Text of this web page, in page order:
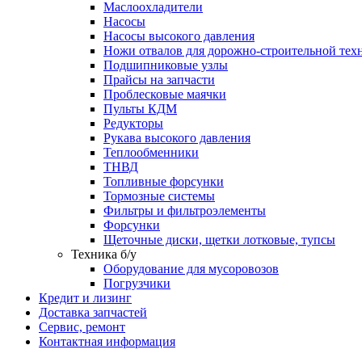
Маслоохладители
Насосы
Насосы высокого давления
Ножи отвалов для дорожно-строительной
Подшипниковые узлы
Прайсы на запчасти
Проблесковые маячки
Пульты КДМ
Редукторы
Рукава высокого давления
Теплообменники
ТНВД
Топливные форсунки
Тормозные системы
Фильтры и фильтроэлементы
Форсунки
Щеточные диски, щетки лотковые, тупсы
Техника б/у
Оборудование для мусоровозов
Погрузчики
Кредит и лизинг
Доставка запчастей
Сервис, ремонт
Контактная информация